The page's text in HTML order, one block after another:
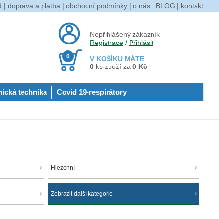
| doprava a platba | obchodní podmínky | o nás | BLOG | kontakt
Nepřihlášený zákazník
Registrace / Přihlásit
V KOŠÍKU MÁTE
0
0 ks zboží za 0 Kč
technika Covid 19-respirátory
Hlezenní
Zobrazit další kategorie